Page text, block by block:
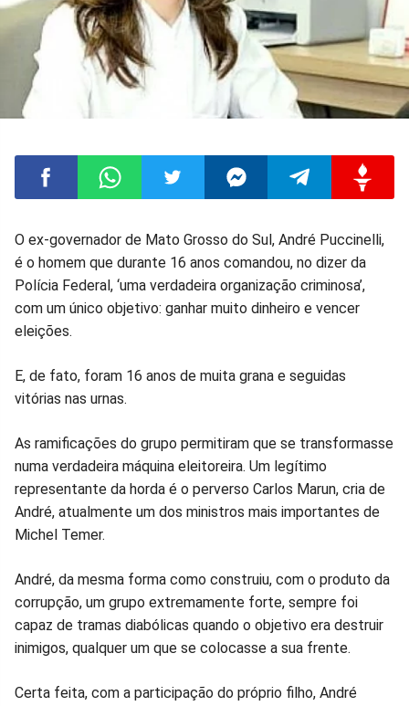
Compartilhar
no
Facebook
Compartilhar
no
Compartilhar
no
Compartilhar
no
Compartilhar
no
no
O ex-governador de Mato Grosso do Sul, André Puccinelli,
é o homem que durante 16 anos comandou, no dizer da
Polícia Federal, ‘uma verdadeira organização criminosa’,
com um único objetivo: ganhar muito dinheiro e vencer
eleições.
E, de fato, foram 16 anos de muita grana e seguidas
vitórias nas urnas.
As ramificações do grupo permitiram que se transformasse
numa verdadeira máquina eleitoreira. Um legítimo
representante da horda é o perverso Carlos Marun, cria de
André, atualmente um dos ministros mais importantes de
Michel Temer.
André, da mesma forma como construiu, com o produto da
corrupção, um grupo extremamente forte, sempre foi
capaz de tramas diabólicas quando o objetivo era destruir
inimigos, qualquer um que se colocasse a sua frente.
Certa feita, com a participação do próprio filho, André